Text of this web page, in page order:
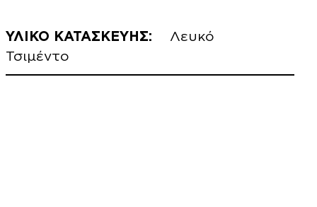
ΥΛΙΚΟ ΚΑΤΑΣΚΕΥΗΣ:
Λευκό
Τσιμέντο